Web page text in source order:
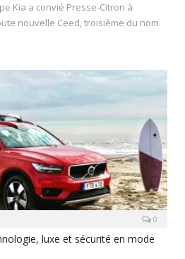
Kia a convié Presse-Citron à
nouvelle Ceed, troisième du nom.
0
luxe et sécurité en mode